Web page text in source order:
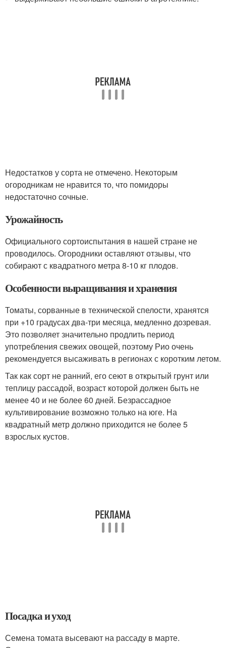
Недостатков у сорта не отмечено. Некоторым
огородникам не нравится то, что помидоры
недостаточно сочные.
Урожайность
Официального сортоиспытания в нашей стране не
проводилось. Огородники оставляют отзывы, что
собирают с квадратного метра 8-10 кг плодов.
Особенности выращивания и хранения
Томаты, сорванные в технической спелости, хранятся
при +10 градусах два-три месяца, медленно дозревая.
Это позволяет значительно продлить период
употребления свежих овощей, поэтому Рио очень
рекомендуется высаживать в регионах с коротким летом.
Так как сорт не ранний, его сеют в открытый грунт или
теплицу рассадой, возраст которой должен быть не
менее 40 и не более 60 дней. Безрассадное
культивирование возможно только на юге. На
квадратный метр должно приходится не более 5
взрослых кустов.
Посадка и уход
Семена томата высевают на рассаду в марте.